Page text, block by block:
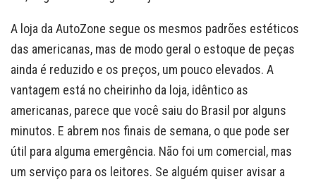
A loja da AutoZone segue os mesmos padrões estéticos
das americanas, mas de modo geral o estoque de peças
ainda é reduzido e os preços, um pouco elevados. A
vantagem está no cheirinho da loja, idêntico as
americanas, parece que você saiu do Brasil por alguns
minutos. E abrem nos finais de semana, o que pode ser
útil para alguma emergência. Não foi um comercial, mas
um serviço para os leitores. Se alguém quiser avisar a